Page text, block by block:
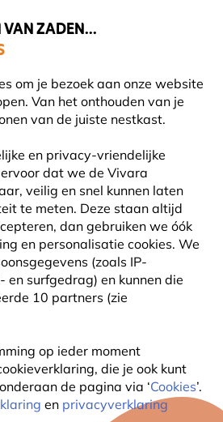
ZADEN...
om je bezoek aan onze website
Van het onthouden van je
van de juiste nestkast.
en privacy-vriendelijke
dat we de Vivara
veilig en snel kunnen laten
te meten. Deze staan altijd
dan gebruiken we óók
en personalisatie cookies. We
(zoals IP-
en surfgedrag) en kunnen die
10 partners (zie
op ieder moment
die je ook kunt
de pagina via ‘Cookies’.
en privacyverklaring
door klanten in 11 landen
bij orders vanaf €59